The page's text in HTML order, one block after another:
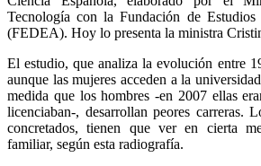
Tecnología con la Fundación de
(FEDEA). Hoy lo presenta la ministra
El estudio, que analiza la evolución entre
aunque las mujeres acceden a la
medida que los hombres -en 2007 ellas
licenciaban-, desarrollan peores carreras.
concretados, tienen que ver en cierta
familiar, según esta radiografía.